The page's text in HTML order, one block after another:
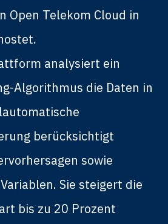
Open Telekom Cloud in
analysiert ein
Algorithmus die Daten in
berücksichtigt
sowie
Sie steigert die
bis zu 20 Prozent